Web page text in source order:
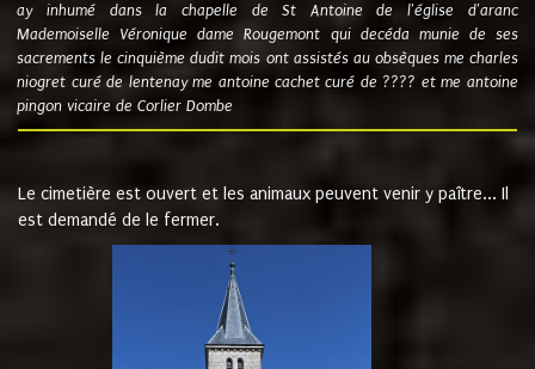
ay inhumé dans la chapelle de St Antoine de l'église d'aranc
Mademoiselle Véronique dame Rougemont qui decéda munie de ses
sacrements le cinquième dudit mois ont assistés au obsèques me charles
niogret curé de lentenay me antoine cachet curé de ???? et me antoine
pingon vicaire de Corlier Dombe
Le cimetière est ouvert et les animaux peuvent venir y paître... Il
est demandé de le fermer.